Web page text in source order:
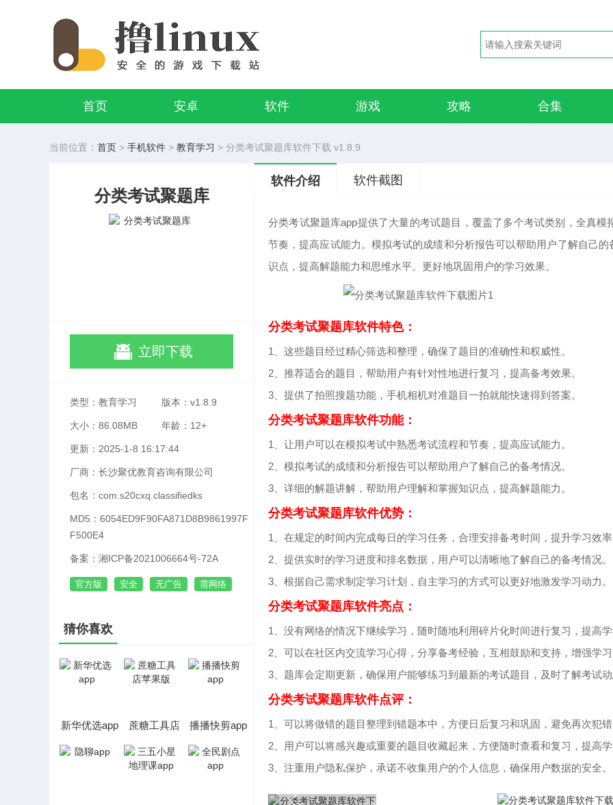
首页 安卓 软件 游戏 攻略 合集
当前位置： 首页 > 手机软件 > 教育学习 > 分类考试聚题库软件下载 v1.8.9
分类考试聚题库
立即下载
类型：教育学习 版本：v1.8.9
大小：86.08MB 年龄：12+
更新：2025-1-8 16:17:44
厂商：长沙聚优教育咨询有限公司
包名：com.s20cxq.classifiedks
MD5：6054ED9F90FA871D8B9861997F
F500E4
备案：湘ICP备2021006664号-72A
官方版 安全 无广告 需网络
猜你喜欢
新华优选app
蔗糖工具店
播播快剪app
软件介绍 软件截图
分类考试聚题库app提供了大量的考试题目，覆盖了多个考试类别，全真
节奏，提高应试能力。模拟考试的成绩和分析报告可以帮助用户了解自己
识点，提高解题能力和思维水平。更好地巩固用户的学习效果。
分类考试聚题库软件特色：
1、这些题目经过精心筛选和整理，确保了题目的准确性和权威性。
2、推荐适合的题目，帮助用户有针对性地进行复习，提高备考效果。
3、提供了拍照搜题功能，手机相机对准题目一拍就能快速得到答案。
分类考试聚题库软件功能：
1、让用户可以在模拟考试中熟悉考试流程和节奏，提高应试能力。
2、模拟考试的成绩和分析报告可以帮助用户了解自己的备考情况。
3、详细的解题讲解，帮助用户理解和掌握知识点，提高解题能力。
分类考试聚题库软件优势：
1、在规定的时间内完成每日的学习任务，合理安排备考时间，提升学习效
2、提供实时的学习进度和排名数据，用户可以清晰地了解自己的备考情况。
3、根据自己需求制定学习计划，自主学习的方式可以更好地激发学习动力。
分类考试聚题库软件亮点：
1、没有网络的情况下继续学习，随时随地利用碎片化时间进行复习，提高
2、可以在社区内交流学习心得，分享备考经验，互相鼓励和支持，增强学
3、题库会定期更新，确保用户能够练习到最新的考试题目，及时了解考试
分类考试聚题库软件点评：
1、可以将做错的题目整理到错题本中，方便日后复习和巩固，避免再次犯
2、用户可以将感兴趣或重要的题目收藏起来，方便随时查看和复习，提高
3、注重用户隐私保护，承诺不收集用户的个人信息，确保用户数据的安全。